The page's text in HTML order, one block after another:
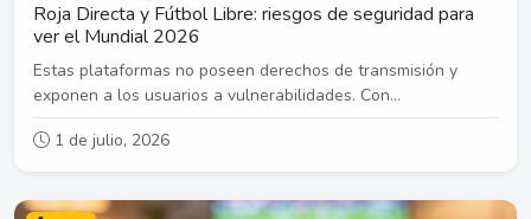
Roja Directa y Fútbol Libre: riesgos de seguridad para
ver el Mundial 2026
Estas plataformas no poseen derechos de transmisión y
exponen a los usuarios a vulnerabilidades. Con...
1 de julio, 2026